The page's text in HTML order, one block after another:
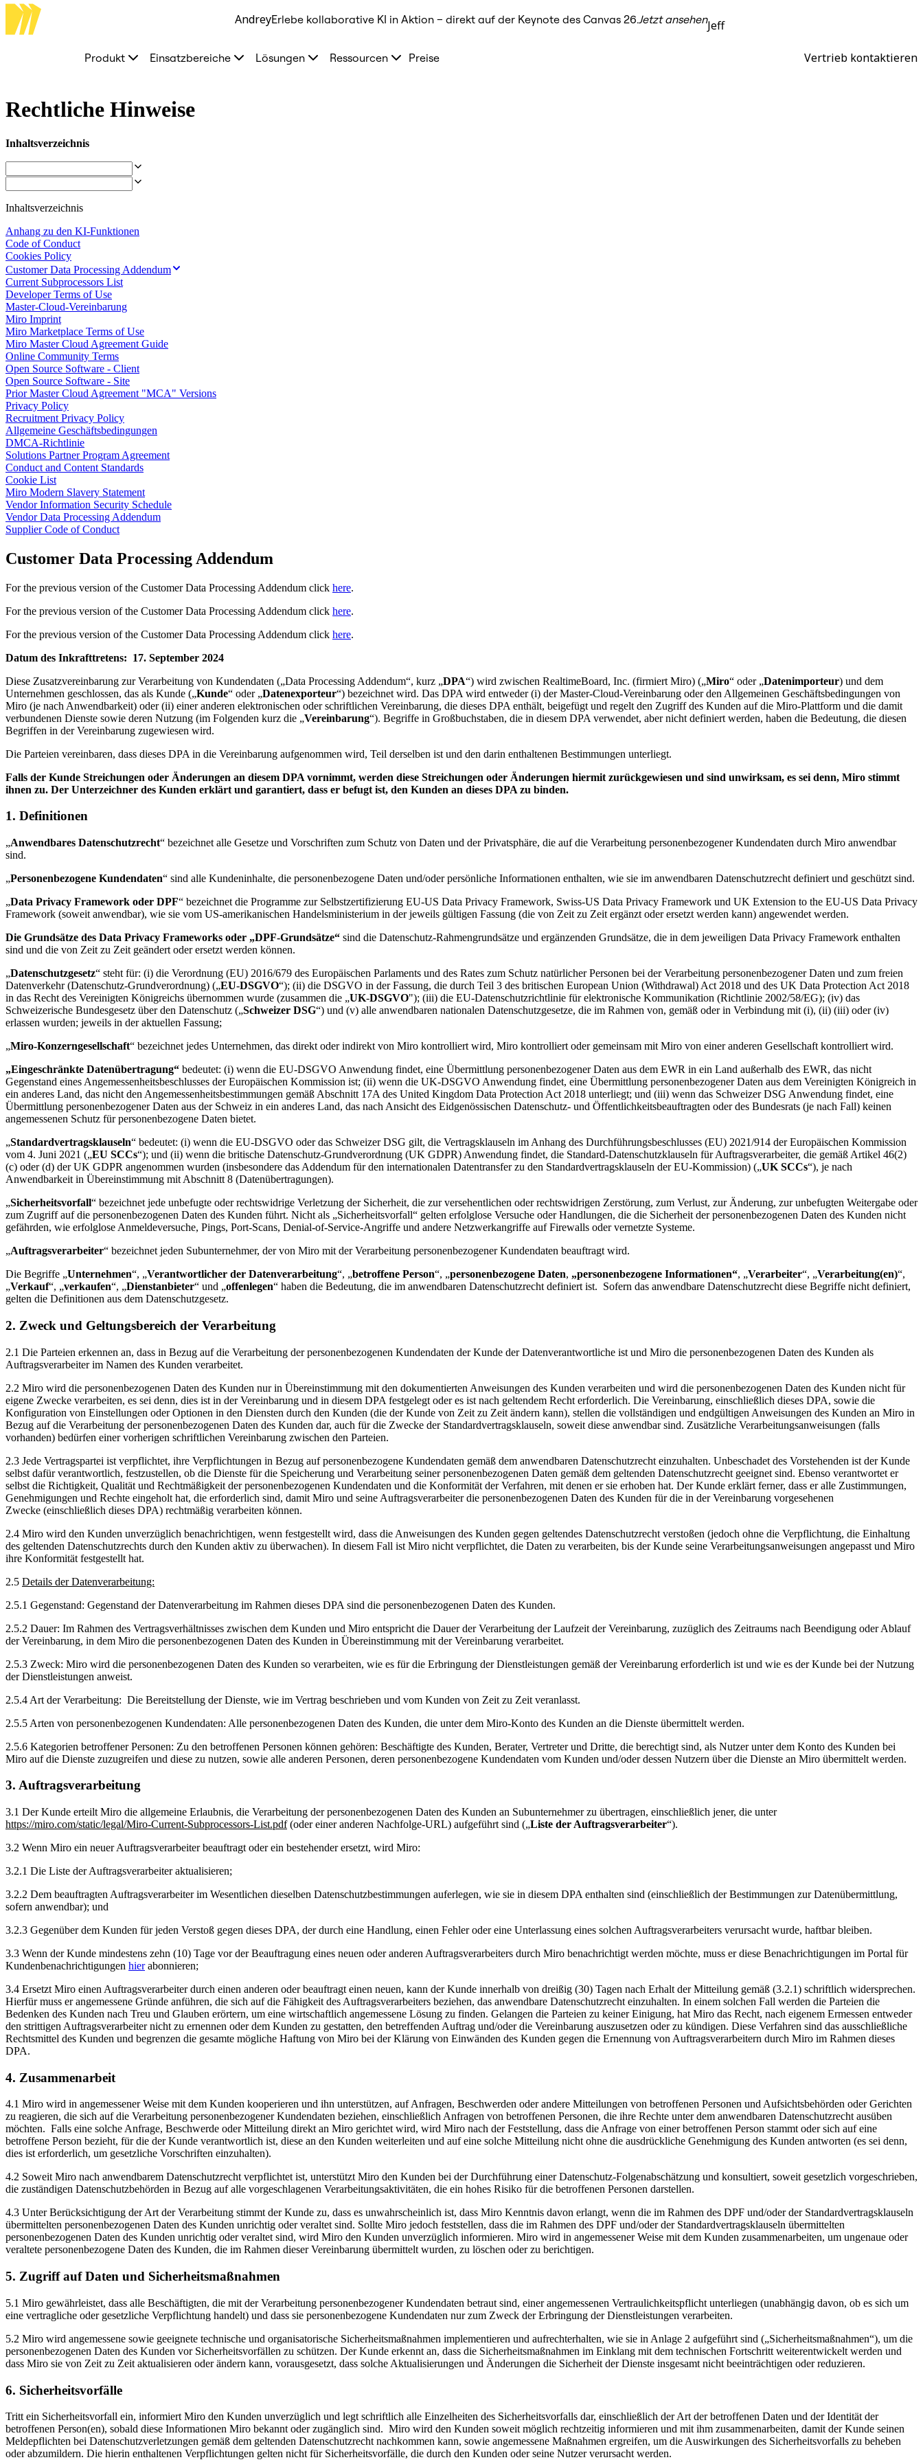
Produkt
Flows
KI-Übersicht
AI Workflows
MCP-Server
Integrationen
Entwicklerplattform
Formate
Whiteboard
Diagramme
Kanban
Zeitachsen
Tabellen
Dokumente
Präsentation
Einsatzbereiche
Unsere Empfehlungen
KI-Playbooks entdecken
Allgemein
Diagramme
Brainstorming
Mindmaps
Flussdiagramme
Spezialisiert
Erstellen von Roadmaps
Prozessabbildung
Prototypen & Wireframes
Abbildung der Customer Journey
Miro Design Workshops
Zielplanung
Lösungen
Nach Geschäftssegment
Große Unternehmen
KMU
Startups
Nach Branche
Digitales
Professionelle Dienstleistungen
Einzelhandel
Pharmaindustrie & Life Science
Nach Team
Produktleitung & Product Ops
Operativer Bereich
IT
Nach strategischer Initiative
Product Operating System
KI-Transformation
Digitaler Arbeitsplatz
Customer Experience & Service Design
Ressourcen
Lernen
Erfolgsgeschichten
Academy
Webinare
Community & Support
Veranstaltungen
Community
Blog
Partner & Dienstleistungen
Miro Professional Services
Preise
AndreyErlebe kollaborative KI in Aktion – direkt auf der Keynote des Canvas 26.Jetzt ansehenJeff
Produkt Einsatzbereiche Lösungen Ressourcen Preise Vertrieb kontaktieren
Rechtliche Hinweise
Inhaltsverzeichnis
Inhaltsverzeichnis
Anhang zu den KI-Funktionen
Code of Conduct
Cookies Policy
Customer Data Processing Addendum
Current Subprocessors List
Developer Terms of Use
Master-Cloud-Vereinbarung
Miro Imprint
Miro Marketplace Terms of Use
Miro Master Cloud Agreement Guide
Online Community Terms
Open Source Software - Client
Open Source Software - Site
Prior Master Cloud Agreement "MCA" Versions
Privacy Policy
Recruitment Privacy Policy
Allgemeine Geschäftsbedingungen
DMCA-Richtlinie
Solutions Partner Program Agreement
Conduct and Content Standards
Cookie List
Miro Modern Slavery Statement
Vendor Information Security Schedule
Vendor Data Processing Addendum
Supplier Code of Conduct
Customer Data Processing Addendum
For the previous version of the Customer Data Processing Addendum click here.
For the previous version of the Customer Data Processing Addendum click here.
For the previous version of the Customer Data Processing Addendum click here.
Datum des Inkrafttretens: 17. September 2024
Diese Zusatzvereinbarung zur Verarbeitung von Kundendaten („Data Processing Addendum“, kurz „DPA“) wird zwischen RealtimeBoard, Inc. (firmiert Miro) („Miro“ oder „Datenimporteur) und dem
Unternehmen geschlossen, das als Kunde („Kunde“ oder „Datenexporteur“) bezeichnet wird. Das DPA wird entweder (i) der Master-Cloud-Vereinbarung oder den Allgemeinen Geschäftsbedingungen von
Miro (je nach Anwendbarkeit) oder (ii) einer anderen elektronischen oder schriftlichen Vereinbarung, die dieses DPA enthält, beigefügt und regelt den Zugriff des Kunden auf die Miro-Plattform und die damit
verbundenen Dienste sowie deren Nutzung (im Folgenden kurz die „Vereinbarung“). Begriffe in Großbuchstaben, die in diesem DPA verwendet, aber nicht definiert werden, haben die Bedeutung, die diesen
Begriffen in der Vereinbarung zugewiesen wird.
Die Parteien vereinbaren, dass dieses DPA in die Vereinbarung aufgenommen wird, Teil derselben ist und den darin enthaltenen Bestimmungen unterliegt.
Falls der Kunde Streichungen oder Änderungen an diesem DPA vornimmt, werden diese Streichungen oder Änderungen hiermit zurückgewiesen und sind unwirksam, es sei denn, Miro stimmt
ihnen zu. Der Unterzeichner des Kunden erklärt und garantiert, dass er befugt ist, den Kunden an dieses DPA zu binden.
1. Definitionen
„Anwendbares Datenschutzrecht“ bezeichnet alle Gesetze und Vorschriften zum Schutz von Daten und der Privatsphäre, die auf die Verarbeitung personenbezogener Kundendaten durch Miro anwendbar
sind.
„Personenbezogene Kundendaten“ sind alle Kundeninhalte, die personenbezogene Daten und/oder persönliche Informationen enthalten, wie sie im anwendbaren Datenschutzrecht definiert und geschützt sind.
„Data Privacy Framework oder DPF“ bezeichnet die Programme zur Selbstzertifizierung EU-US Data Privacy Framework, Swiss-US Data Privacy Framework und UK Extension to the EU-US Data Privacy
Framework (soweit anwendbar), wie sie vom US-amerikanischen Handelsministerium in der jeweils gültigen Fassung (die von Zeit zu Zeit ergänzt oder ersetzt werden kann) angewendet werden.
Die Grundsätze des Data Privacy Frameworks oder „DPF-Grundsätze“ sind die Datenschutz-Rahmengrundsätze und ergänzenden Grundsätze, die in dem jeweiligen Data Privacy Framework enthalten
sind und die von Zeit zu Zeit geändert oder ersetzt werden können.
„Datenschutzgesetz“ steht für: (i) die Verordnung (EU) 2016/679 des Europäischen Parlaments und des Rates zum Schutz natürlicher Personen bei der Verarbeitung personenbezogener Daten und zum freien
Datenverkehr (Datenschutz-Grundverordnung) („EU-DSGVO“); (ii) die DSGVO in der Fassung, die durch Teil 3 des britischen European Union (Withdrawal) Act 2018 und des UK Data Protection Act 2018
in das Recht des Vereinigten Königreichs übernommen wurde (zusammen die „UK-DSGVO"); (iii) die EU-Datenschutzrichtlinie für elektronische Kommunikation (Richtlinie 2002/58/EG); (iv) das
Schweizerische Bundesgesetz über den Datenschutz („Schweizer DSG“) und (v) alle anwendbaren nationalen Datenschutzgesetze, die im Rahmen von, gemäß oder in Verbindung mit (i), (ii) (iii) oder (iv)
erlassen wurden; jeweils in der aktuellen Fassung;
„Miro-Konzerngesellschaft“ bezeichnet jedes Unternehmen, das direkt oder indirekt von Miro kontrolliert wird, Miro kontrolliert oder gemeinsam mit Miro von einer anderen Gesellschaft kontrolliert wird.
„Eingeschränkte Datenübertragung“ bedeutet: (i) wenn die EU-DSGVO Anwendung findet, eine Übermittlung personenbezogener Daten aus dem EWR in ein Land außerhalb des EWR, das nicht
Gegenstand eines Angemessenheitsbeschlusses der Europäischen Kommission ist; (ii) wenn die UK-DSGVO Anwendung findet, eine Übermittlung personenbezogener Daten aus dem Vereinigten Königreich in
ein anderes Land, das nicht den Angemessenheitsbestimmungen gemäß Abschnitt 17A des United Kingdom Data Protection Act 2018 unterliegt; und (iii) wenn das Schweizer DSG Anwendung findet, eine
Übermittlung personenbezogener Daten aus der Schweiz in ein anderes Land, das nach Ansicht des Eidgenössischen Datenschutz- und Öffentlichkeitsbeauftragten oder des Bundesrats (je nach Fall) keinen
angemessenen Schutz für personenbezogene Daten bietet.
„Standardvertragsklauseln“ bedeutet: (i) wenn die EU-DSGVO oder das Schweizer DSG gilt, die Vertragsklauseln im Anhang des Durchführungsbeschlusses (EU) 2021/914 der Europäischen Kommission
vom 4. Juni 2021 („EU SCCs“); und (ii) wenn die britische Datenschutz-Grundverordnung (UK GDPR) Anwendung findet, die Standard-Datenschutzklauseln für Auftragsverarbeiter, die gemäß Artikel 46(2)
(c) oder (d) der UK GDPR angenommen wurden (insbesondere das Addendum für den internationalen Datentransfer zu den Standardvertragsklauseln der EU-Kommission) („UK SCCs“), je nach
Anwendbarkeit in Übereinstimmung mit Abschnitt 8 (Datenübertragungen).
„Sicherheitsvorfall“ bezeichnet jede unbefugte oder rechtswidrige Verletzung der Sicherheit, die zur versehentlichen oder rechtswidrigen Zerstörung, zum Verlust, zur Änderung, zur unbefugten Weitergabe oder
zum Zugriff auf die personenbezogenen Daten des Kunden führt. Nicht als „Sicherheitsvorfall“ gelten erfolglose Versuche oder Handlungen, die die Sicherheit der personenbezogenen Daten des Kunden nicht
gefährden, wie erfolglose Anmeldeversuche, Pings, Port-Scans, Denial-of-Service-Angriffe und andere Netzwerkangriffe auf Firewalls oder vernetzte Systeme.
„Auftragsverarbeiter“ bezeichnet jeden Subunternehmer, der von Miro mit der Verarbeitung personenbezogener Kundendaten beauftragt wird.
Die Begriffe „Unternehmen“, „Verantwortlicher der Datenverarbeitung“, „betroffene Person“, „personenbezogene Daten, „personenbezogene Informationen“, „Verarbeiter“, „Verarbeitung(en)“,
„Verkauf“, „verkaufen“, „Dienstanbieter“ und „offenlegen“ haben die Bedeutung, die im anwendbaren Datenschutzrecht definiert ist. Sofern das anwendbare Datenschutzrecht diese Begriffe nicht definiert,
gelten die Definitionen aus dem Datenschutzgesetz.
2. Zweck und Geltungsbereich der Verarbeitung
2.1 Die Parteien erkennen an, dass in Bezug auf die Verarbeitung der personenbezogenen Kundendaten der Kunde der Datenverantwortliche ist und Miro die personenbezogenen Daten des Kunden als
Auftragsverarbeiter im Namen des Kunden verarbeitet.
2.2 Miro wird die personenbezogenen Daten des Kunden nur in Übereinstimmung mit den dokumentierten Anweisungen des Kunden verarbeiten und wird die personenbezogenen Daten des Kunden nicht für
eigene Zwecke verarbeiten, es sei denn, dies ist in der Vereinbarung und in diesem DPA festgelegt oder es ist nach geltendem Recht erforderlich. Die Vereinbarung, einschließlich dieses DPA, sowie die
Konfiguration von Einstellungen oder Optionen in den Diensten durch den Kunden (die der Kunde von Zeit zu Zeit ändern kann), stellen die vollständigen und endgültigen Anweisungen des Kunden an Miro in
Bezug auf die Verarbeitung der personenbezogenen Daten des Kunden dar, auch für die Zwecke der Standardvertragsklauseln, soweit diese anwendbar sind. Zusätzliche Verarbeitungsanweisungen (falls
vorhanden) bedürfen einer vorherigen schriftlichen Vereinbarung zwischen den Parteien.
2.3 Jede Vertragspartei ist verpflichtet, ihre Verpflichtungen in Bezug auf personenbezogene Kundendaten gemäß dem anwendbaren Datenschutzrecht einzuhalten. Unbeschadet des Vorstehenden ist der Kunde
selbst dafür verantwortlich, festzustellen, ob die Dienste für die Speicherung und Verarbeitung seiner personenbezogenen Daten gemäß dem geltenden Datenschutzrecht geeignet sind. Ebenso verantwortet er
selbst die Richtigkeit, Qualität und Rechtmäßigkeit der personenbezogenen Kundendaten und die Konformität der Verfahren, mit denen er sie erhoben hat. Der Kunde erklärt ferner, dass er alle Zustimmungen,
Genehmigungen und Rechte eingeholt hat, die erforderlich sind, damit Miro und seine Auftragsverarbeiter die personenbezogenen Daten des Kunden für die in der Vereinbarung vorgesehenen
Zwecke (einschließlich dieses DPA) rechtmäßig verarbeiten können.
2.4 Miro wird den Kunden unverzüglich benachrichtigen, wenn festgestellt wird, dass die Anweisungen des Kunden gegen geltendes Datenschutzrecht verstoßen (jedoch ohne die Verpflichtung, die Einhaltung
des geltenden Datenschutzrechts durch den Kunden aktiv zu überwachen). In diesem Fall ist Miro nicht verpflichtet, die Daten zu verarbeiten, bis der Kunde seine Verarbeitungsanweisungen angepasst und Miro
ihre Konformität festgestellt hat.
2.5 Details der Datenverarbeitung:
2.5.1 Gegenstand: Gegenstand der Datenverarbeitung im Rahmen dieses DPA sind die personenbezogenen Daten des Kunden.
2.5.2 Dauer: Im Rahmen des Vertragsverhältnisses zwischen dem Kunden und Miro entspricht die Dauer der Verarbeitung der Laufzeit der Vereinbarung, zuzüglich des Zeitraums nach Beendigung oder Ablauf
der Vereinbarung, in dem Miro die personenbezogenen Daten des Kunden in Übereinstimmung mit der Vereinbarung verarbeitet.
2.5.3 Zweck: Miro wird die personenbezogenen Daten des Kunden so verarbeiten, wie es für die Erbringung der Dienstleistungen gemäß der Vereinbarung erforderlich ist und wie es der Kunde bei der Nutzung
der Dienstleistungen anweist.
2.5.4 Art der Verarbeitung: Die Bereitstellung der Dienste, wie im Vertrag beschrieben und vom Kunden von Zeit zu Zeit veranlasst.
2.5.5 Arten von personenbezogenen Kundendaten: Alle personenbezogenen Daten des Kunden, die unter dem Miro-Konto des Kunden an die Dienste übermittelt werden.
2.5.6 Kategorien betroffener Personen: Zu den betroffenen Personen können gehören: Beschäftigte des Kunden, Berater, Vertreter und Dritte, die berechtigt sind, als Nutzer unter dem Konto des Kunden bei
Miro auf die Dienste zuzugreifen und diese zu nutzen, sowie alle anderen Personen, deren personenbezogene Kundendaten vom Kunden und/oder dessen Nutzern über die Dienste an Miro übermittelt werden.
3. Auftragsverarbeitung
3.1 Der Kunde erteilt Miro die allgemeine Erlaubnis, die Verarbeitung der personenbezogenen Daten des Kunden an Subunternehmer zu übertragen, einschließlich jener, die unter
https://miro.com/static/legal/Miro-Current-Subprocessors-List.pdf(oder einer anderen Nachfolge-URL) aufgeführt sind („Liste der Auftragsverarbeiter“).
3.2 Wenn Miro ein neuer Auftragsverarbeiter beauftragt oder ein bestehender ersetzt, wird Miro:
3.2.1 Die Liste der Auftragsverarbeiter aktualisieren;
3.2.2 Dem beauftragten Auftragsverarbeiter im Wesentlichen dieselben Datenschutzbestimmungen auferlegen, wie sie in diesem DPA enthalten sind (einschließlich der Bestimmungen zur Datenübermittlung,
sofern anwendbar); und
3.2.3 Gegenüber dem Kunden für jeden Verstoß gegen dieses DPA, der durch eine Handlung, einen Fehler oder eine Unterlassung eines solchen Auftragsverarbeiters verursacht wurde, haftbar bleiben.
3.3 Wenn der Kunde mindestens zehn (10) Tage vor der Beauftragung eines neuen oder anderen Auftragsverarbeiters durch Miro benachrichtigt werden möchte, muss er diese Benachrichtigungen im Portal für
Kundenbenachrichtigungen hierabonnieren;
3.4 Ersetzt Miro einen Auftragsverarbeiter durch einen anderen oder beauftragt einen neuen, kann der Kunde innerhalb von dreißig (30) Tagen nach Erhalt der Mitteilung gemäß (3.2.1) schriftlich widersprechen.
Hierfür muss er angemessene Gründe anführen, die sich auf die Fähigkeit des Auftragsverarbeiters beziehen, das anwendbare Datenschutzrecht einzuhalten. In einem solchen Fall werden die Parteien die
Bedenken des Kunden nach Treu und Glauben erörtern, um eine wirtschaftlich angemessene Lösung zu finden. Gelangen die Parteien zu keiner Einigung, hat Miro das Recht, nach eigenem Ermessen entweder
den strittigen Auftragsverarbeiter nicht zu ernennen oder dem Kunden zu gestatten, den betreffenden Auftrag und/oder die Vereinbarung auszusetzen oder zu kündigen. Diese Verfahren sind das ausschließliche
Rechtsmittel des Kunden und begrenzen die gesamte mögliche Haftung von Miro bei der Klärung von Einwänden des Kunden gegen die Ernennung von Auftragsverarbeitern durch Miro im Rahmen dieses
DPA.
4. Zusammenarbeit
4.1 Miro wird in angemessener Weise mit dem Kunden kooperieren und ihn unterstützen, auf Anfragen, Beschwerden oder andere Mitteilungen von betroffenen Personen und Aufsichtsbehörden oder Gerichten
zu reagieren, die sich auf die Verarbeitung personenbezogener Kundendaten beziehen, einschließlich Anfragen von betroffenen Personen, die ihre Rechte unter dem anwendbaren Datenschutzrecht ausüben
möchten. Falls eine solche Anfrage, Beschwerde oder Mitteilung direkt an Miro gerichtet wird, wird Miro nach der Feststellung, dass die Anfrage von einer betroffenen Person stammt oder sich auf eine
betroffene Person bezieht, für die der Kunde verantwortlich ist, diese an den Kunden weiterleiten und auf eine solche Mitteilung nicht ohne die ausdrückliche Genehmigung des Kunden antworten (es sei denn,
dies ist erforderlich, um gesetzliche Vorschriften einzuhalten).
4.2 Soweit Miro nach anwendbarem Datenschutzrecht verpflichtet ist, unterstützt Miro den Kunden bei der Durchführung einer Datenschutz-Folgenabschätzung und konsultiert, soweit gesetzlich vorgeschrieben,
die zuständigen Datenschutzbehörden in Bezug auf alle vorgeschlagenen Verarbeitungsaktivitäten, die ein hohes Risiko für die betroffenen Personen darstellen.
4.3 Unter Berücksichtigung der Art der Verarbeitung stimmt der Kunde zu, dass es unwahrscheinlich ist, dass Miro Kenntnis davon erlangt, wenn die im Rahmen des DPF und/oder der Standardvertragsklauseln
übermittelten personenbezogenen Daten des Kunden unrichtig oder veraltet sind. Sollte Miro jedoch feststellen, dass die im Rahmen des DPF und/oder der Standardvertragsklauseln übermittelten
personenbezogenen Daten des Kunden unrichtig oder veraltet sind, wird Miro den Kunden unverzüglich informieren. Miro wird in angemessener Weise mit dem Kunden zusammenarbeiten, um ungenaue oder
veraltete personenbezogene Daten des Kunden, die im Rahmen dieser Vereinbarung übermittelt wurden, zu löschen oder zu berichtigen.
5. Zugriff auf Daten und Sicherheitsmaßnahmen
5.1 Miro gewährleistet, dass alle Beschäftigten, die mit der Verarbeitung personenbezogener Kundendaten betraut sind, einer angemessenen Vertraulichkeitspflicht unterliegen (unabhängig davon, ob es sich um
eine vertragliche oder gesetzliche Verpflichtung handelt) und dass sie personenbezogene Kundendaten nur zum Zweck der Erbringung der Dienstleistungen verarbeiten.
5.2 Miro wird angemessene sowie geeignete technische und organisatorische Sicherheitsmaßnahmen implementieren und aufrechterhalten, wie sie in Anlage 2 aufgeführt sind („Sicherheitsmaßnahmen“), um die
personenbezogenen Daten des Kunden vor Sicherheitsvorfällen zu schützen. Der Kunde erkennt an, dass die Sicherheitsmaßnahmen im Einklang mit dem technischen Fortschritt weiterentwickelt werden und
dass Miro sie von Zeit zu Zeit aktualisieren oder ändern kann, vorausgesetzt, dass solche Aktualisierungen und Änderungen die Sicherheit der Dienste insgesamt nicht beeinträchtigen oder reduzieren.
6. Sicherheitsvorfälle
Tritt ein Sicherheitsvorfall ein, informiert Miro den Kunden unverzüglich und legt schriftlich alle Einzelheiten des Sicherheitsvorfalls dar, einschließlich der Art der betroffenen Daten und der Identität der
betroffenen Person(en), sobald diese Informationen Miro bekannt oder zugänglich sind. Miro wird den Kunden soweit möglich rechtzeitig informieren und mit ihm zusammenarbeiten, damit der Kunde seinen
Meldepflichten bei Datenschutzverletzungen gemäß dem geltenden Datenschutzrecht nachkommen kann, sowie angemessene Maßnahmen ergreifen, um die Auswirkungen des Sicherheitsvorfalls zu beheben
oder abzumildern. Die hierin enthaltenen Verpflichtungen gelten nicht für Sicherheitsvorfälle, die durch den Kunden oder seine Nutzer verursacht werden.